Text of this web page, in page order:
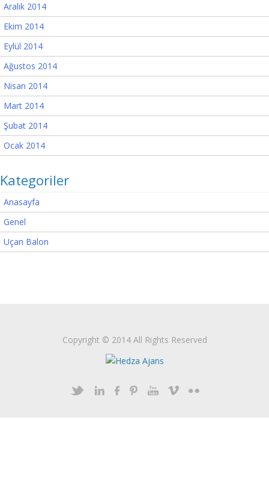
Aralık 2014
Ekim 2014
Eylül 2014
Ağustos 2014
Nisan 2014
Mart 2014
Şubat 2014
Ocak 2014
Kategoriler
Anasayfa
Genel
Uçan Balon
Copyright © 2014 All Rights Reserved